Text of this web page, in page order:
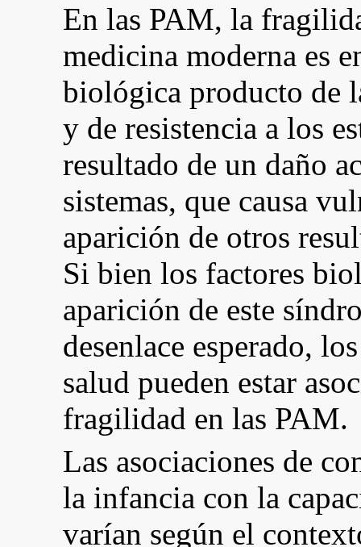
En las PAM, la
medicina moderna es
biológica producto de
y de resistencia a los
resultado de un daño
sistemas, que causa
aparición de otros
Si bien los factores
aparición de este
desenlace esperado,
salud pueden estar
fragilidad en las PAM.
Las asociaciones de
la infancia con la
varían según el